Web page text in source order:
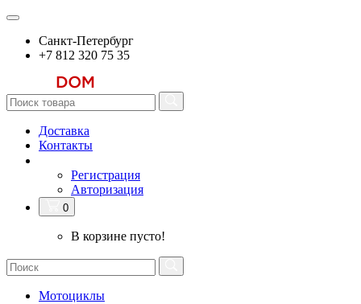
Санкт-Петербург
+7 812 320 75 35
Доставка
Контакты
Регистрация
Авторизация
0
В корзине пусто!
Мотоциклы